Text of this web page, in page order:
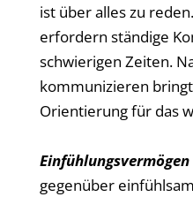
ist über alles zu
erfordern ständige
schwierigen Zeiten.
kommunizieren
Orientierung für das
Einfühlungsvermögen
gegenüber